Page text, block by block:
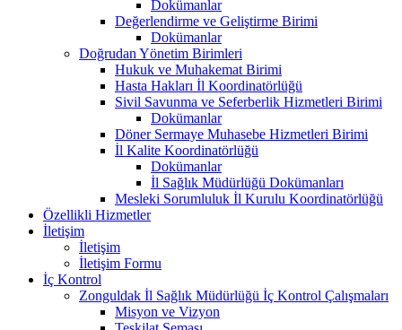
Dokümanlar
Değerlendirme ve Geliştirme Birimi
Dokümanlar
Doğrudan Yönetim Birimleri
Hukuk ve Muhakemat Birimi
Hasta Hakları İl Koordinatörlüğü
Sivil Savunma ve Seferberlik Hizmetleri Birimi
Dokümanlar
Döner Sermaye Muhasebe Hizmetleri Birimi
İl Kalite Koordinatörlüğü
Dokümanlar
İl Sağlık Müdürlüğü Dokümanları
Mesleki Sorumluluk İl Kurulu Koordinatörlüğü
Özellikli Hizmetler
İletişim
İletişim
İletişim Formu
İç Kontrol
Zonguldak İl Sağlık Müdürlüğü İç Kontrol Çalışmaları
Misyon ve Vizyon